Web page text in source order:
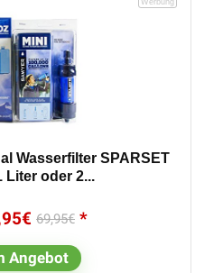
Wasserfilter SPARSET
Liter oder 2...
€ 69,95€
Angebot